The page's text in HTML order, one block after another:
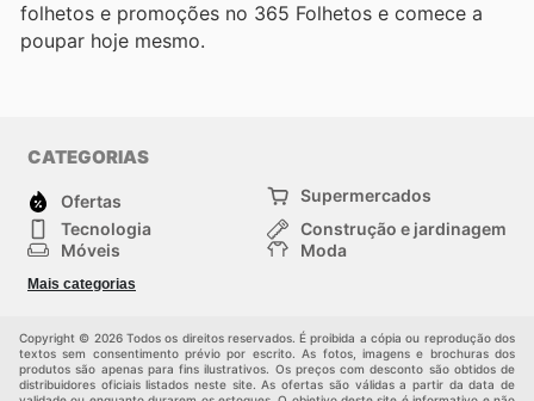
folhetos e promoções no 365 Folhetos e comece a
poupar hoje mesmo.
CATEGORIAS
Ofertas
Supermercados
Tecnologia
Construção e jardinagem
Móveis
Moda
Crianças
Mais categorias
Copyright © 2026 Todos os direitos reservados. É proibida a cópia ou reprodução dos
textos sem consentimento prévio por escrito. As fotos, imagens e brochuras dos
produtos são apenas para fins ilustrativos. Os preços com desconto são obtidos de
distribuidores oficiais listados neste site. As ofertas são válidas a partir da data de